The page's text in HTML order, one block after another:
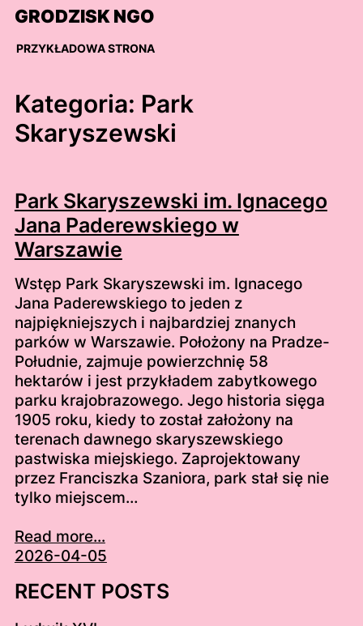
Skip
content
GRODZISK NGO
PRZYKŁADOWA STRONA
Kategoria: Park
Skaryszewski
Park Skaryszewski im. Ignacego
Jana Paderewskiego w
Warszawie
Wstęp Park Skaryszewski im. Ignacego
Jana Paderewskiego to jeden z
najpiękniejszych i najbardziej znanych
parków w Warszawie. Położony na Pradze-
Południe, zajmuje powierzchnię 58
hektarów i jest przykładem zabytkowego
parku krajobrazowego. Jego historia sięga
1905 roku, kiedy to został założony na
terenach dawnego skaryszewskiego
pastwiska miejskiego. Zaprojektowany
przez Franciszka Szaniora, park stał się nie
tylko miejscem…
Read more...
2026-04-05
RECENT POSTS